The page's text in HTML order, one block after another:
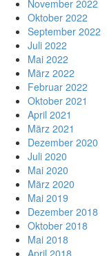
November 2022
Oktober 2022
September 2022
Juli 2022
Mai 2022
März 2022
Februar 2022
Oktober 2021
April 2021
März 2021
Dezember 2020
Juli 2020
Mai 2020
März 2020
Mai 2019
Dezember 2018
Oktober 2018
Mai 2018
April 2018